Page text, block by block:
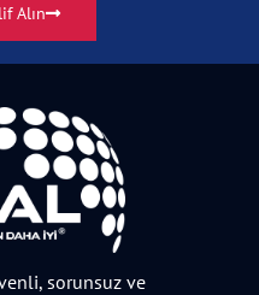
Alın
sorunsuz ve